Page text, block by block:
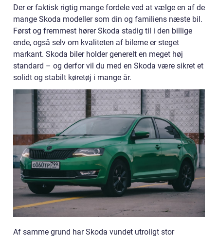
Der er faktisk rigtig mange fordele ved at vælge en af de
mange Skoda modeller som din og familiens næste bil.
Først og fremmest hører Skoda stadig til i den billige
ende, også selv om kvaliteten af bilerne er steget
markant. Skoda biler holder generelt en meget høj
standard – og derfor vil du med en Skoda være sikret et
solidt og stabilt køretøj i mange år.
Af samme grund har Skoda vundet utroligt stor